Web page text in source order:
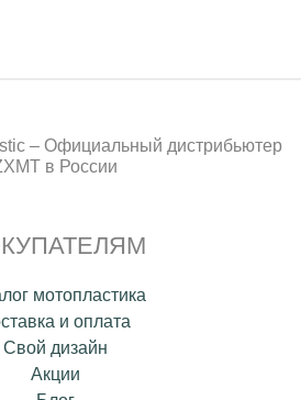
– Официальный дистрибьютер
в России
мотопластика
и оплата
Свой дизайн
Акции